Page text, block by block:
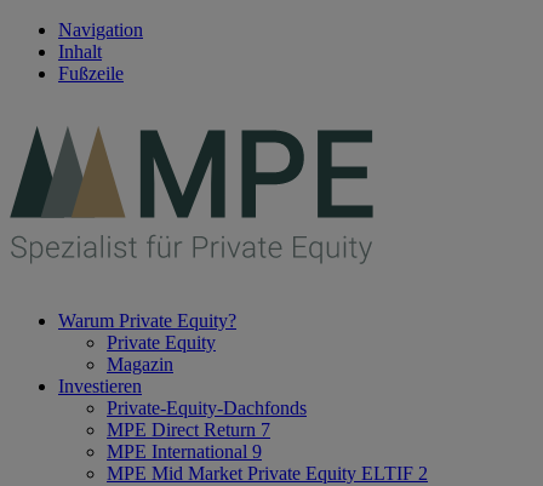
Navigation
Inhalt
Fußzeile
Warum Private Equity?
Private Equity
Magazin
Investieren
Private-Equity-Dachfonds
MPE Direct Return 7
MPE International 9
MPE Mid Market Private Equity ELTIF 2